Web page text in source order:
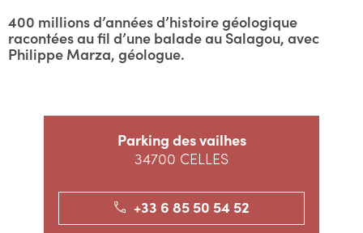
400 millions d’années d’histoire géologique
racontées au fil d’une balade au Salagou, avec
Philippe Marza, géologue.
Parking des vailhes
34700 CELLES
+33 6 85 50 54 52